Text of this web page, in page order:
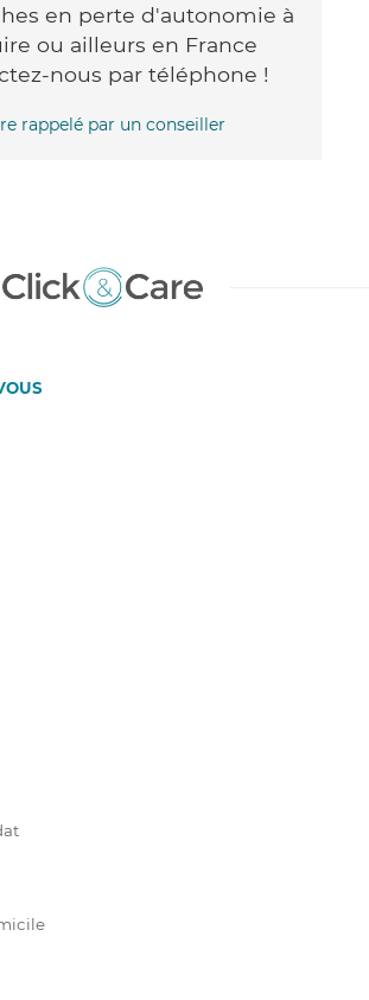
en perte d'autonomie à
ou ailleurs en France
nous par téléphone !
rappelé par un conseiller